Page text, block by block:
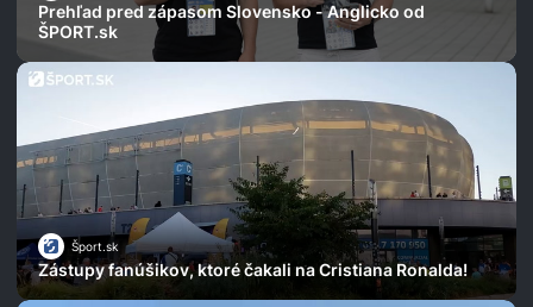
Prehľad pred zápasom Slovensko - Anglicko od
ŠPORT.sk
Šport.sk
Zástupy fanúšikov, ktoré čakali na Cristiana Ronalda!